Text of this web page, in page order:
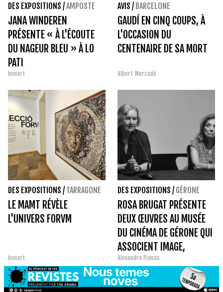
DES EXPOSITIONS /AMPOSTE
JANA WINDEREN
PRÉSENTE « À L'ÉCOUTE
DU NAGEUR BLEU » À LO
PATI
bonart
AVIS / BARCELONE
GAUDÍ EN CINQ COUPS, À
L'OCCASION DU
CENTENAIRE DE SA MORT
Albert Mercadé
DES EXPOSITIONS / TARRAGONE
LE MAMT RÉVÈLE
L'UNIVERS FORVM
bonart
DES EXPOSITIONS / GÉRONE
ROSA BRUGAT PRÉSENTE
DEUX ŒUVRES AU MUSÉE
DU CINÉMA DE GÉRONE QUI
ASSOCIENT IMAGE,
MÉMOIRE ET TERRITOIRE.
Alexandra Planas